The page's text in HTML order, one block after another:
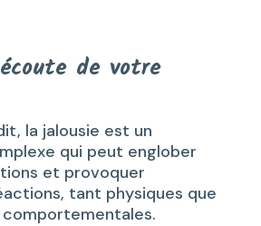
de votre
la jalousie est un
qui peut englober
et provoquer
tant physiques que